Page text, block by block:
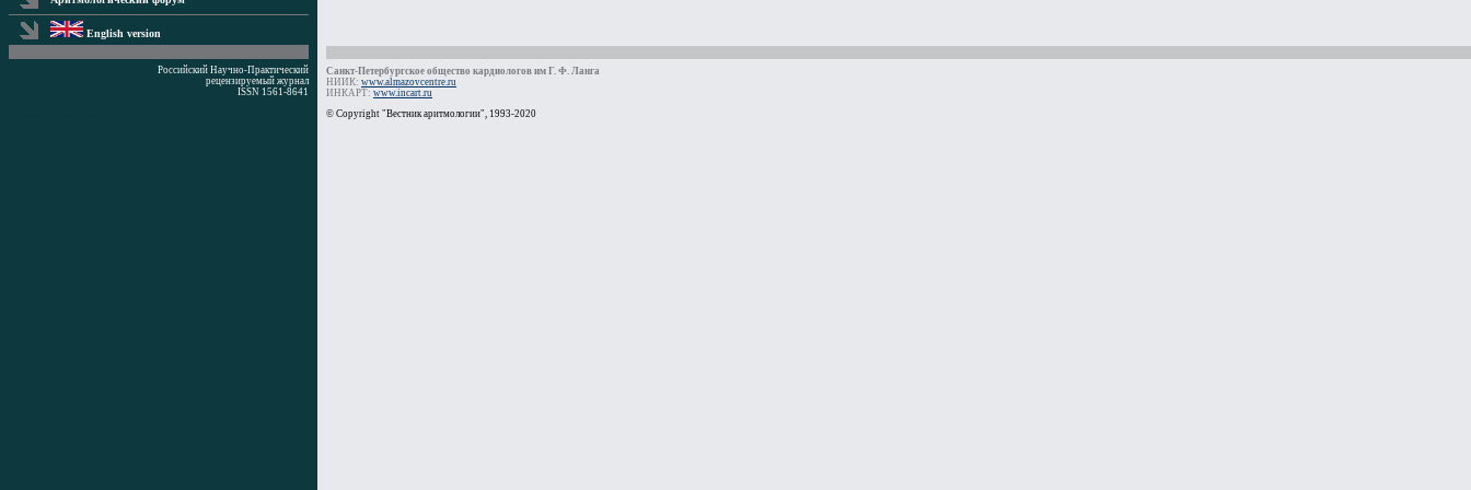
English version
Российский Научно-Практический
рецензируемый журнал
ISSN 1561-8641
Санкт-Петербургское общество кардиологов им Г. Ф. Ланга
НИИК: www.almazovcentre.ru
ИНКАРТ: www.incart.ru
© Copyright "Вестник аритмологии", 1993-2020